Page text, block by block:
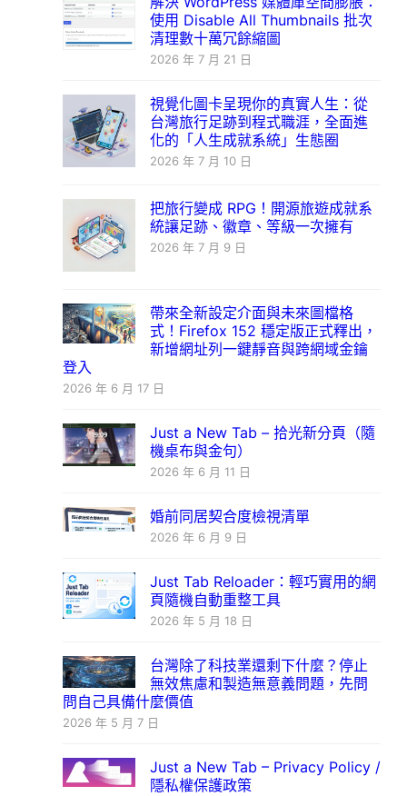
使用 Disable All Thumbnails 批次
清理數十萬冗餘縮圖
2026 年 7 月 21 日
視覺化圖卡呈現你的真實人生：從
台灣旅行足跡到程式職涯，全面進
化的「人生成就系統」生態圈
2026 年 7 月 10 日
把旅行變成 RPG！開源旅遊成就系
統讓足跡、徽章、等級一次擁有
2026 年 7 月 9 日
帶來全新設定介面與未來圖檔格
式！Firefox 152 穩定版正式釋出，
新增網址列一鍵靜音與跨網域金鑰
登入
2026 年 6 月 17 日
Just a New Tab – 拾光新分頁（隨
機桌布與金句）
2026 年 6 月 11 日
婚前同居契合度檢視清單
2026 年 6 月 9 日
Just Tab Reloader：輕巧實用的網
頁隨機自動重整工具
2026 年 5 月 18 日
台灣除了科技業還剩下什麼？停止
無效焦慮和製造無意義問題，先問
問自己具備什麼價值
2026 年 5 月 7 日
Just a New Tab – Privacy Policy /
隱私權保護政策